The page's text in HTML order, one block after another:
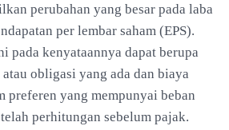
perubahan yang besar pada laba
per lembar saham (EPS).
pada kenyataannya dapat berupa
obligasi yang ada dan biaya
preferen yang mempunyai beban
perhitungan sebelum pajak.